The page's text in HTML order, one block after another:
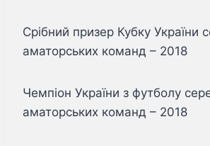
Срібний призер Кубку України
аматорських команд – 2018
Чемпіон України з футболу
аматорських команд – 2018